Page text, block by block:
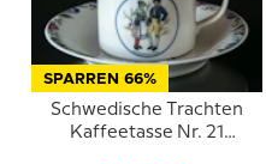
SPARREN 66%
Schwedische Trachten
Kaffeetasse Nr. 21